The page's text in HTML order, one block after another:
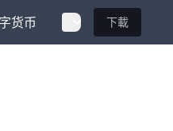
货币 下載